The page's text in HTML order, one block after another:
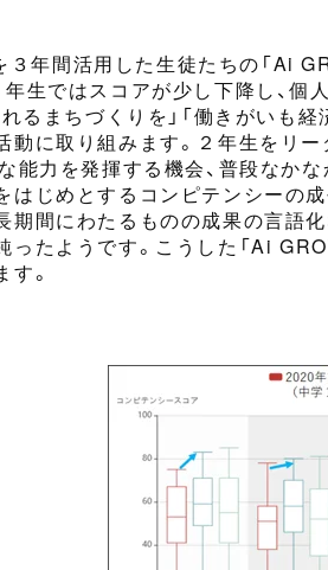
３年間活用した生徒たちの「Ai
年生ではスコアが少し下降し、
るまちづくりを」「働きがいも経
動に取り組みます。２年生をリ
能力を発揮する機会、普段なかな
はじめ とする コンピテンシーの
期間にわたるものの成果の言語
ったようです。 こうした 「Ai
。